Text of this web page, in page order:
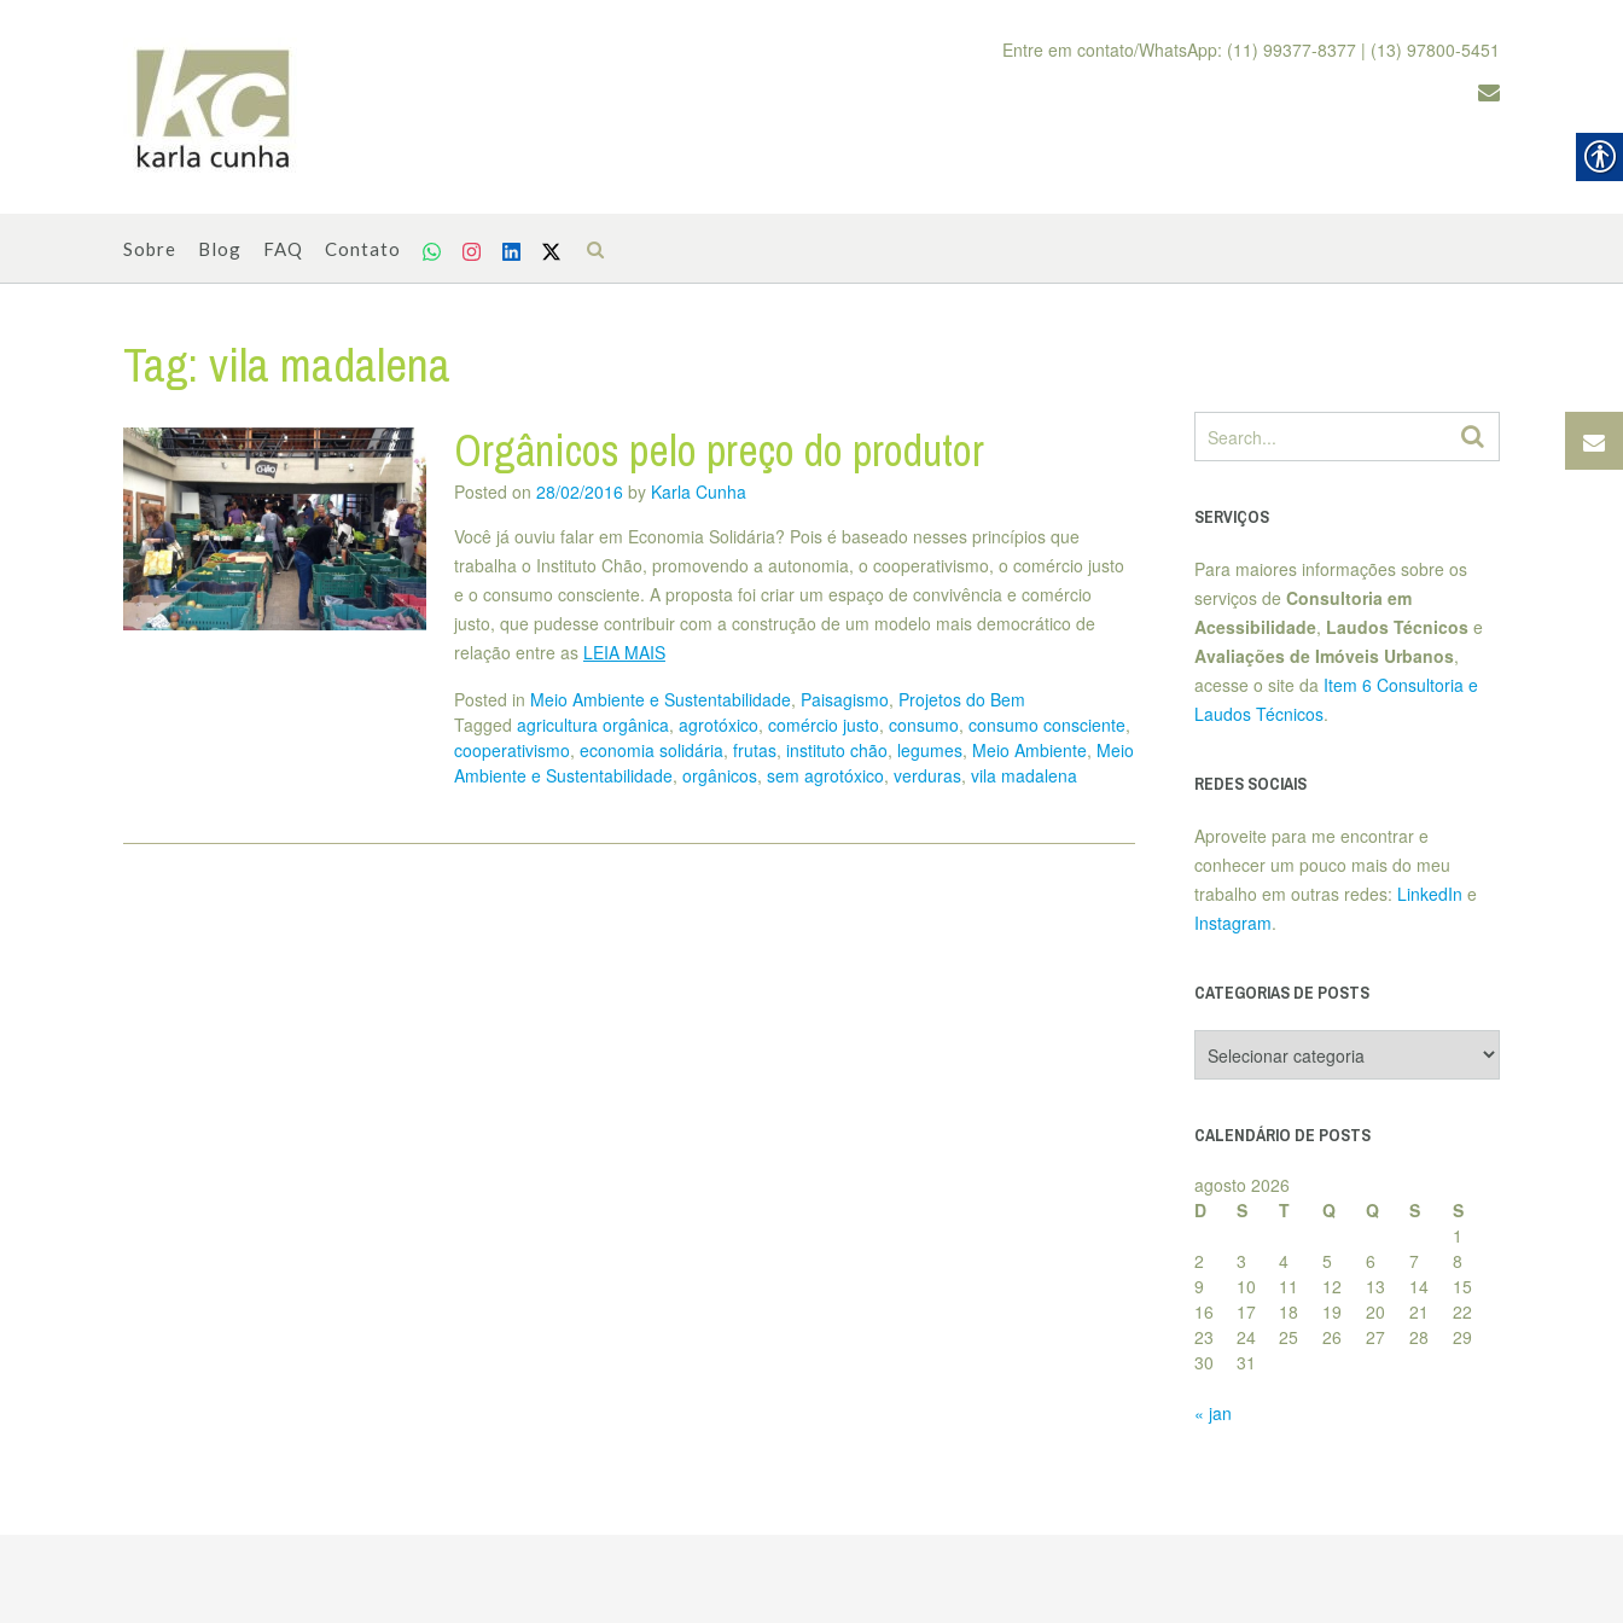
Entre em contato/WhatsApp: (11) 99377-8377 | (13) 97800-5451
Sobre Blog FAQ Contato
Tag: vila madalena
Orgânicos pelo preço do produtor
Posted on 28/02/2016by Karla Cunha
Você já ouviu falar em Economia Solidária? Pois é baseado nesses princípios que
trabalha o Instituto Chão, promovendo a autonomia, o cooperativismo, o comércio justo
e o consumo consciente. A proposta foi criar um espaço de convivência e comércio
justo, que pudesse contribuir com a construção de um modelo mais democrático de
relação entre as LEIA MAIS
Posted in Meio Ambiente e Sustentabilidade, Paisagismo, Projetos do Bem
Tagged agricultura orgânica, agrotóxico, comércio justo, consumo, consumo consciente,
cooperativismo, economia solidária, frutas, instituto chão, legumes, Meio Ambiente, Meio
Ambiente e Sustentabilidade, orgânicos, sem agrotóxico, verduras, vila madalena
SERVIÇOS
Para maiores informações sobre os
serviços de Consultoria em
Acessibilidade, Laudos Técnicose
Avaliações de Imóveis Urbanos,
acesse o site da Item 6 Consultoria e
Laudos Técnicos.
REDES SOCIAIS
Aproveite para me encontrar e
conhecer um pouco mais do meu
trabalho em outras redes: LinkedIn e
Instagram.
CATEGORIAS DE POSTS
de
CALENDÁRIO DE POSTS
agosto 2026
D
S T Q Q S
S
1
2
3 4 5 6 7
8
9
10 11 12 13 14
15
16
17 18 19 20 21
22
23
24 25 26 27 28
29
30
31
« jan